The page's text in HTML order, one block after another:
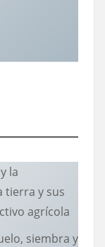
la
tierra y sus
agrícola
siembra y